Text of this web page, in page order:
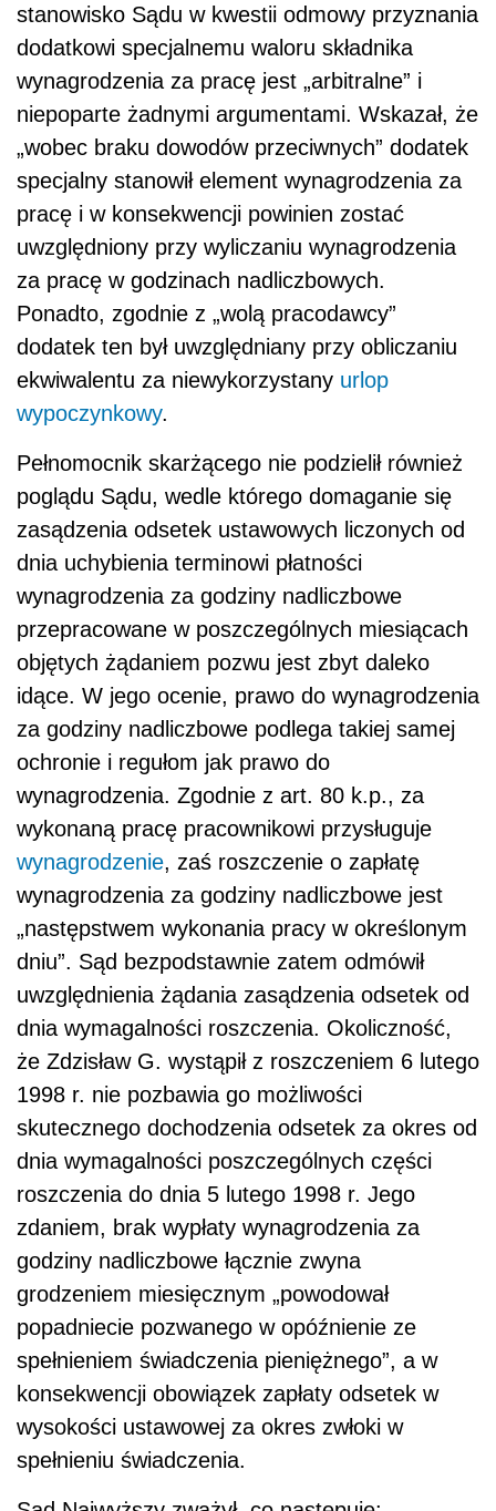
stanowisko Sądu w kwestii odmowy przyznania
dodatkowi specjalnemu waloru składnika
wynagrodzenia za pracę jest „arbitralne” i
niepoparte żadnymi argumentami. Wskazał, że
„wobec braku dowodów przeciwnych” dodatek
specjalny stanowił element wynagrodzenia za
pracę i w konsekwencji powinien zostać
uwzględniony przy wyliczaniu wynagrodzenia
za pracę w godzinach nadliczbowych.
Ponadto, zgodnie z „wolą pracodawcy”
dodatek ten był uwzględniany przy obliczaniu
ekwiwalentu za niewykorzystany urlop
wypoczynkowy.
Pełnomocnik skarżącego nie podzielił również
poglądu Sądu, wedle którego domaganie się
zasądzenia odsetek ustawowych liczonych od
dnia uchybienia terminowi płatności
wynagrodzenia za godziny nadliczbowe
przepracowane w poszczególnych miesiącach
objętych żądaniem pozwu jest zbyt daleko
idące. W jego ocenie, prawo do wynagrodzenia
za godziny nadliczbowe podlega takiej samej
ochronie i regułom jak prawo do
wynagrodzenia. Zgodnie z art. 80 k.p., za
wykonaną pracę pracownikowi przysługuje
wynagrodzenie, zaś roszczenie o zapłatę
wynagrodzenia za godziny nadliczbowe jest
„następstwem wykonania pracy w określonym
dniu”. Sąd bezpodstawnie zatem odmówił
uwzględnienia żądania zasądzenia odsetek od
dnia wymagalności roszczenia. Okoliczność,
że Zdzisław G. wystąpił z roszczeniem 6 lutego
1998 r. nie pozbawia go możliwości
skutecznego dochodzenia odsetek za okres od
dnia wymagalności poszczególnych części
roszczenia do dnia 5 lutego 1998 r. Jego
zdaniem, brak wypłaty wynagrodzenia za
godziny nadliczbowe łącznie zwyna
grodzeniem miesięcznym „powodował
popadniecie pozwanego w opóźnienie ze
spełnieniem świadczenia pieniężnego”, a w
konsekwencji obowiązek zapłaty odsetek w
wysokości ustawowej za okres zwłoki w
spełnieniu świadczenia.